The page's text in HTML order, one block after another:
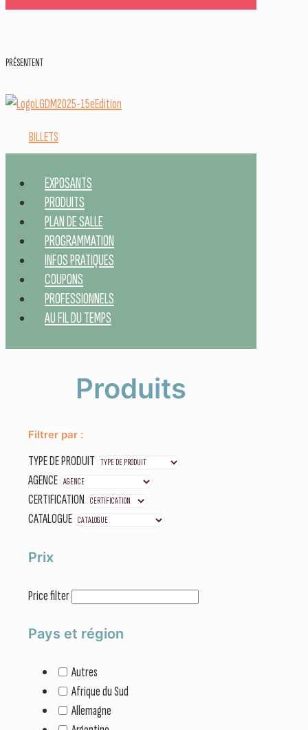
PRÉSENTENT
BILLETS
EXPOSANTS
PRODUITS
PLAN DE SALLE
PROGRAMMATION
INFOS PRATIQUES
COUPONS
PROFESSIONNELS
AU FIL DU TEMPS
Produits
Filtrer par :
TYPE DE PRODUIT
AGENCE
CERTIFICATION
CATALOGUE
Prix
Price filter
Pays et région
Autres
Afrique du Sud
Allemagne